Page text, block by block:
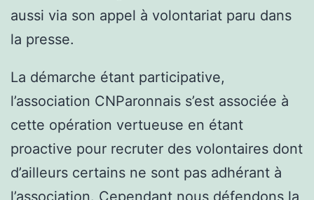
aussi via son appel à volontariat paru dans
la presse.
La démarche étant participative,
l’association CNParonnais s’est associée à
cette opération vertueuse en étant
proactive pour recruter des volontaires dont
d’ailleurs certains ne sont pas adhérant à